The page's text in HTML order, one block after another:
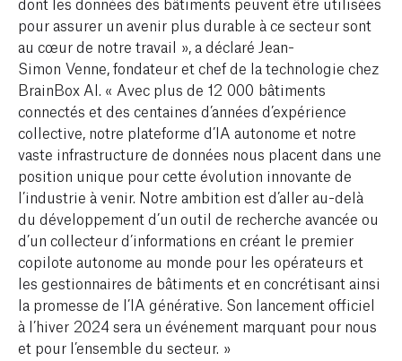
pour assurer un avenir plus durable à ce secteur sont
au cœur de notre travail », a déclaré Jean-
Simon Venne, fondateur et chef de la technologie chez
BrainBox AI. « Avec plus de 12 000 bâtiments
connectés et des centaines d’années d’expérience
collective, notre plateforme d’IA autonome et notre
vaste infrastructure de données nous placent dans une
position unique pour cette évolution innovante de
l’industrie à venir. Notre ambition est d’aller au-delà
du développement d’un outil de recherche avancée ou
d’un collecteur d’informations en créant le premier
copilote autonome au monde pour les opérateurs et
les gestionnaires de bâtiments et en concrétisant ainsi
la promesse de l’IA générative. Son lancement officiel
à l’hiver 2024 sera un événement marquant pour nous
et pour l’ensemble du secteur. »